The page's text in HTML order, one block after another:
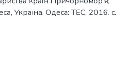
Україна. Одеса: ТЕС, 2016. с.